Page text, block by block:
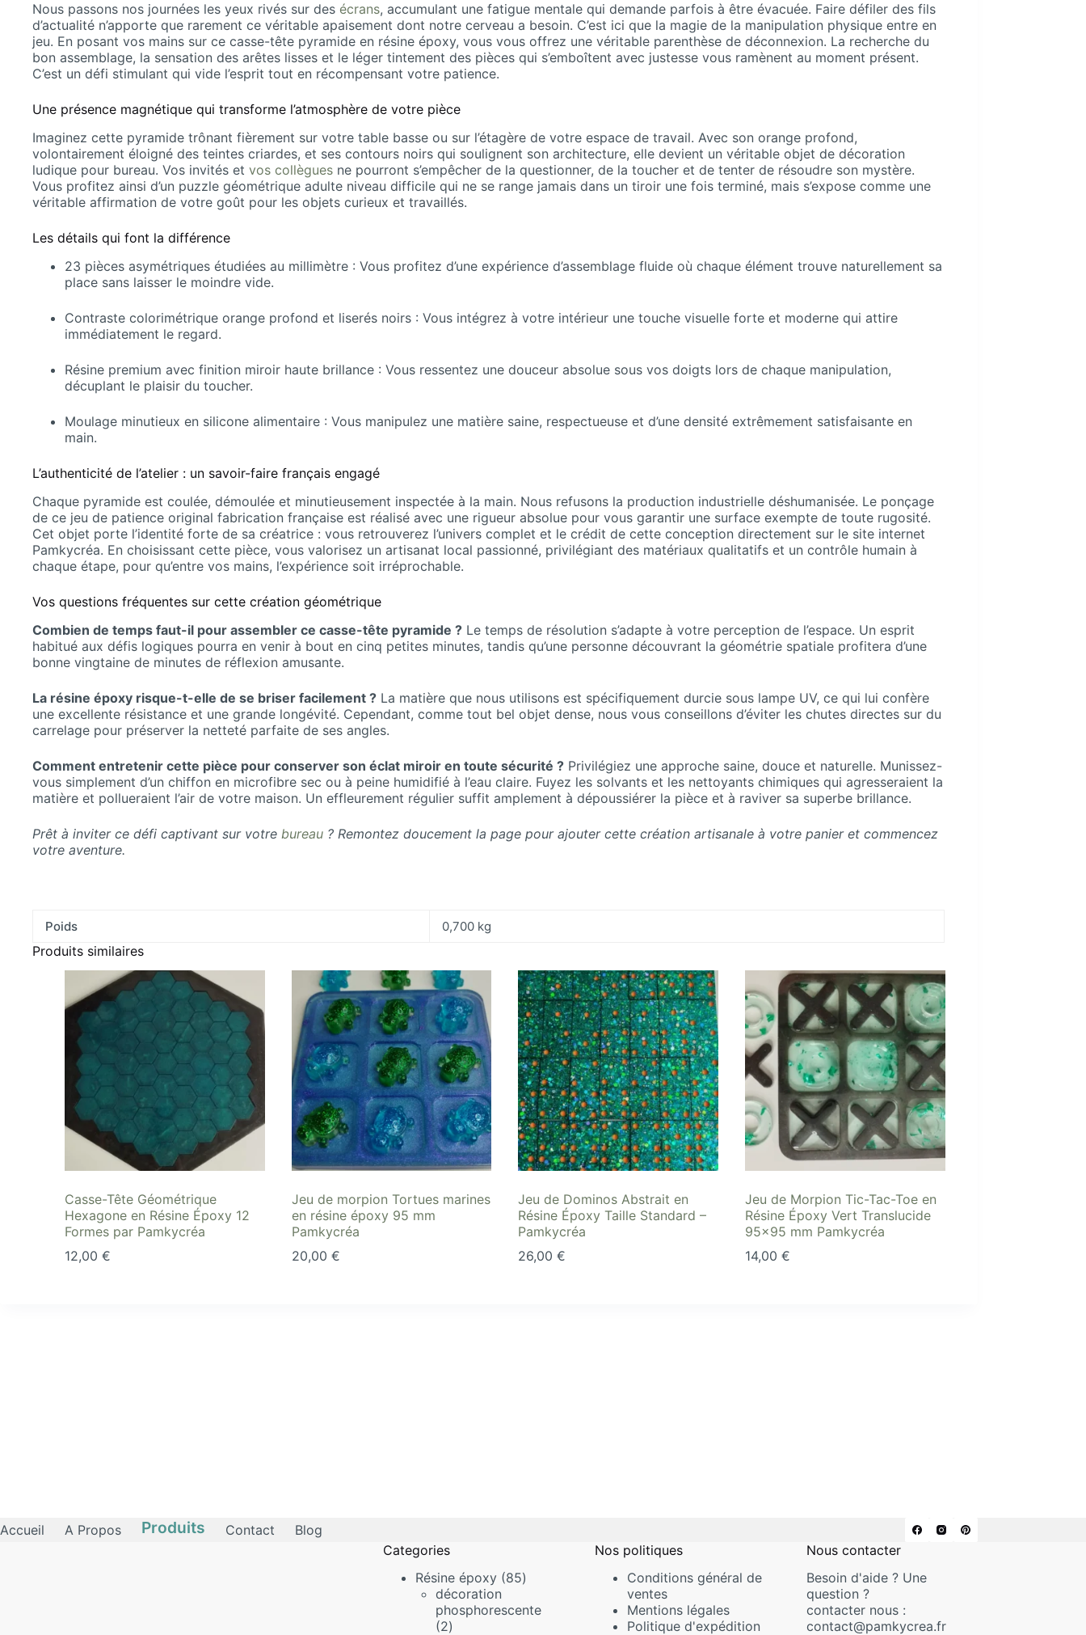
Nous passons nos journées les yeux rivés sur des écrans, accumulant une fatigue mentale qui demande parfois à être évacuée. Faire défiler des fils
d’actualité n’apporte que rarement ce véritable apaisement dont notre cerveau a besoin. C’est ici que la magie de la manipulation physique entre en
jeu. En posant vos mains sur ce casse-tête pyramide en résine époxy, vous vous offrez une véritable parenthèse de déconnexion. La recherche du
bon assemblage, la sensation des arêtes lisses et le léger tintement des pièces qui s’emboîtent avec justesse vous ramènent au moment présent.
C’est un défi stimulant qui vide l’esprit tout en récompensant votre patience.
Une présence magnétique qui transforme l’atmosphère de votre pièce
Imaginez cette pyramide trônant fièrement sur votre table basse ou sur l’étagère de votre espace de travail. Avec son orange profond,
volontairement éloigné des teintes criardes, et ses contours noirs qui soulignent son architecture, elle devient un véritable objet de décoration
ludique pour bureau. Vos invités et vos collègues ne pourront s’empêcher de la questionner, de la toucher et de tenter de résoudre son mystère.
Vous profitez ainsi d’un puzzle géométrique adulte niveau difficile qui ne se range jamais dans un tiroir une fois terminé, mais s’expose comme une
véritable affirmation de votre goût pour les objets curieux et travaillés.
Les détails qui font la différence
23 pièces asymétriques étudiées au millimètre : Vous profitez d’une expérience d’assemblage fluide où chaque élément trouve naturellement sa
place sans laisser le moindre vide.
Contraste colorimétrique orange profond et liserés noirs : Vous intégrez à votre intérieur une touche visuelle forte et moderne qui attire
immédiatement le regard.
Résine premium avec finition miroir haute brillance : Vous ressentez une douceur absolue sous vos doigts lors de chaque manipulation,
décuplant le plaisir du toucher.
Moulage minutieux en silicone alimentaire : Vous manipulez une matière saine, respectueuse et d’une densité extrêmement satisfaisante en
main.
L’authenticité de l’atelier : un savoir-faire français engagé
Chaque pyramide est coulée, démoulée et minutieusement inspectée à la main. Nous refusons la production industrielle déshumanisée. Le ponçage
de ce jeu de patience original fabrication française est réalisé avec une rigueur absolue pour vous garantir une surface exempte de toute rugosité.
Cet objet porte l’identité forte de sa créatrice : vous retrouverez l’univers complet et le crédit de cette conception directement sur le site internet
Pamkycréa. En choisissant cette pièce, vous valorisez un artisanat local passionné, privilégiant des matériaux qualitatifs et un contrôle humain à
chaque étape, pour qu’entre vos mains, l’expérience soit irréprochable.
Vos questions fréquentes sur cette création géométrique
Combien de temps faut-il pour assembler ce casse-tête pyramide ? Le temps de résolution s’adapte à votre perception de l’espace. Un esprit
habitué aux défis logiques pourra en venir à bout en cinq petites minutes, tandis qu’une personne découvrant la géométrie spatiale profitera d’une
bonne vingtaine de minutes de réflexion amusante.
La résine époxy risque-t-elle de se briser facilement ? La matière que nous utilisons est spécifiquement durcie sous lampe UV, ce qui lui confère
une excellente résistance et une grande longévité. Cependant, comme tout bel objet dense, nous vous conseillons d’éviter les chutes directes sur du
carrelage pour préserver la netteté parfaite de ses angles.
Comment entretenir cette pièce pour conserver son éclat miroir en toute sécurité ? Privilégiez une approche saine, douce et naturelle. Munissez-
vous simplement d’un chiffon en microfibre sec ou à peine humidifié à l’eau claire. Fuyez les solvants et les nettoyants chimiques qui agresseraient la
matière et pollueraient l’air de votre maison. Un effleurement régulier suffit amplement à dépoussiérer la pièce et à raviver sa superbe brillance.
Prêt à inviter ce défi captivant sur votre bureau ? Remontez doucement la page pour ajouter cette création artisanale à votre panier et commencez
votre aventure.
Poids 0,700 kg
Produits similaires
Casse-Tête Géométrique
Hexagone en Résine Époxy 12
Formes par Pamkycréa
12,00 €
Jeu de morpion Tortues marines
en résine époxy 95 mm
Pamkycréa
20,00 €
Jeu de Dominos Abstrait en
Résine Époxy Taille Standard –
Pamkycréa
26,00€
Jeu de Morpion Tic-Tac-Toe en
Résine Époxy Vert Translucide
95×95 mm Pamkycréa
14,00 €
Accueil A Propos Produits Contact
Blog
Categories
Résine époxy
8585
décoration
phosphorescente
22
Nos politiques
Conditions général de
ventes
Mentions légales
Politique d'expédition
Nous contacter
Besoin d'aide ? Une
question ?
contacter nous :
contact@pamkycrea.fr